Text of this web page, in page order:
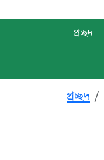
প্রচ্ছদ
প্রচ্ছদ